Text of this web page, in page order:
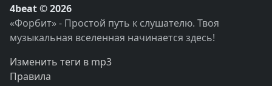
4beat © 2026
«Форбит» - Простой путь к слушателю. Твоя
музыкальная вселенная начинается здесь!
Изменить теги в mp3
Правила